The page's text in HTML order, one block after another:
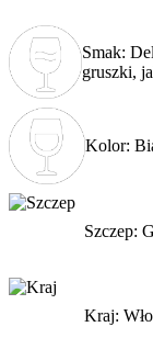
Smak:
gruszki,
Kolor:
Szczep:
Kraj: